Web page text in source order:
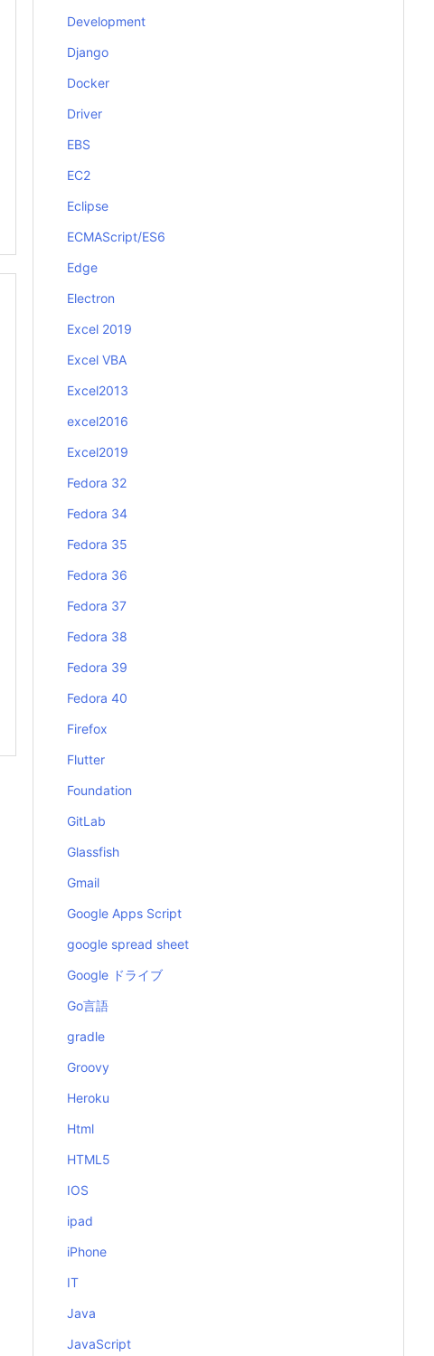
Development
Django
Docker
Driver
EBS
EC2
Eclipse
ECMAScript/ES6
Edge
Electron
Excel 2019
Excel VBA
Excel2013
excel2016
Excel2019
Fedora 32
Fedora 34
Fedora 35
Fedora 36
Fedora 37
Fedora 38
Fedora 39
Fedora 40
Firefox
Flutter
Foundation
GitLab
Glassfish
Gmail
Google Apps Script
google spread sheet
Google ドライブ
Go言語
gradle
Groovy
Heroku
Html
HTML5
IOS
ipad
iPhone
IT
Java
JavaScript